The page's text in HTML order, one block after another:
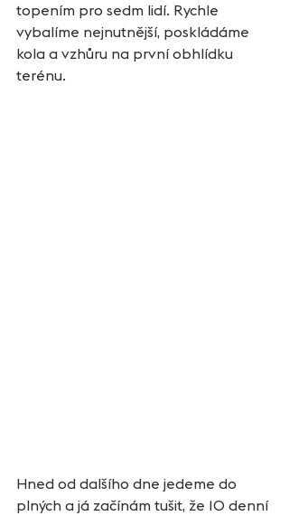
topením pro sedm lidí. Rychle
vybalíme nejnutnější, poskládáme
kola a vzhůru na první obhlídku
terénu.
Hned od dalšího dne jedeme do
plných a já začínám tušit, že 10 denní